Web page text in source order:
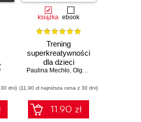
dni)
książka ebook
Trening
superkreatywności
dla dzieci
Paulina Mechło, Olga Geppert
(11,90 zł najniższa cena z 30 dni)
11.90 zł